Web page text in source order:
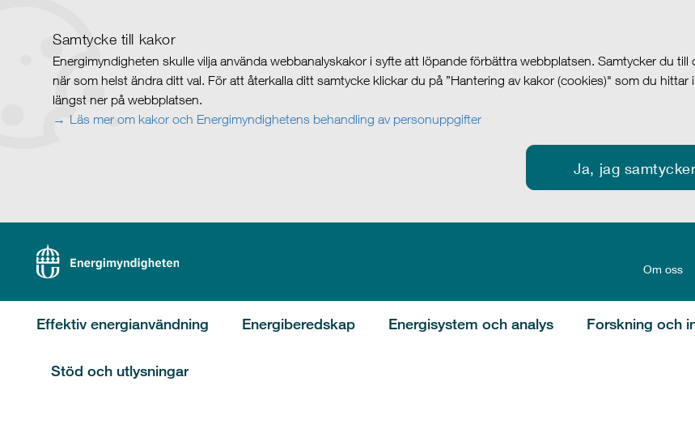
Samtycke till kakor
Energimyndigheten skulle vilja använda webbanalyskakor i syfte att löpande förbättra webbplatsen. Samtycker du till
när som helst ändra ditt val. För att återkalla ditt samtycke klickar du på ”Hantering av kakor (cookies)" som du hittar
längst ner på webbplatsen.
Läs mer om kakor och Energimyndighetens behandling av personuppgifter
Ja, jag samtycker
Om oss
Effektiv energianvändning Energiberedskap Energisystem och analys Forskning och
Stöd och utlysningar